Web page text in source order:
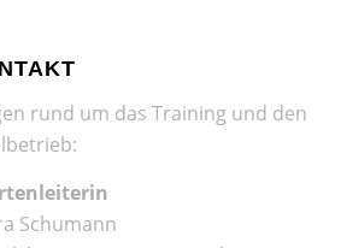
rund um das Training und den
Schumann